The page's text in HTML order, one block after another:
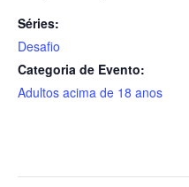
Séries:
Desafio
Categoria de Evento:
Adultos acima de 18 anos